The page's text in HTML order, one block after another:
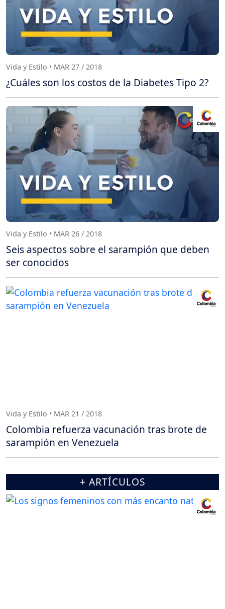
Vida y Estilo • MAR 27 / 2018
¿Cuáles son los costos de la Diabetes Tipo 2?
Vida y Estilo • MAR 26 / 2018
Seis aspectos sobre el sarampión que deben
ser conocidos
Vida y Estilo • MAR 21 / 2018
Colombia refuerza vacunación tras brote de
sarampión en Venezuela
+ ARTÍCULOS